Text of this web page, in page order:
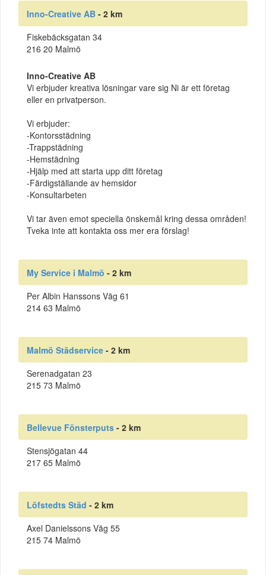
Inno-Creative AB - 2 km
Fiskebäcksgatan 34
216 20 Malmö
Inno-Creative AB
Vi erbjuder kreativa lösningar vare sig Ni är ett företag
eller en privatperson.
Vi erbjuder:
-Kontorsstädning
-Trappstädning
-Hemstädning
-Hjälp med att starta upp ditt företag
-Färdigställande av hemsidor
-Konsultarbeten
Vi tar även emot speciella önskemål kring dessa områden!
Tveka inte att kontakta oss mer era förslag!
My Service i Malmö - 2 km
Per Albin Hanssons Väg 61
214 63 Malmö
Malmö Städservice - 2 km
Serenadgatan 23
215 73 Malmö
Bellevue Fönsterputs - 2 km
Stensjögatan 44
217 65 Malmö
Löfstedts Städ - 2 km
Axel Danielssons Väg 55
215 74 Malmö